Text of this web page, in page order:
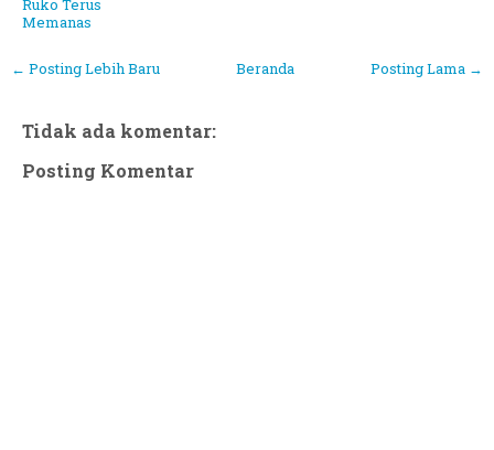
Ruko Terus
Memanas
← Posting Lebih Baru Posting Lama →
Beranda
Tidak ada komentar:
Posting Komentar